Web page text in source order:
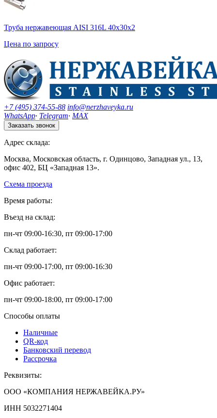
Труба нержавеющая AISI 316L 40х30х2
Цена по запросу
+7 (495) 374-55-88 info@nerzhaveyka.ru
WhatsApp· Telegram· MAX
Заказать звонок
Адрес склада:
Москва, Московская область, г. Одинцово, Западная ул., 13,
офис 402, БЦ «Западная 13».
Схема проезда
Время работы:
Въезд на склад:
пн-чт 09:00-16:30, пт 09:00-17:00
Склад работает:
пн-чт 09:00-17:00, пт 09:00-16:30
Офис работает:
пн-чт 09:00-18:00, пт 09:00-17:00
Способы оплаты
Наличные
QR-код
Банковский перевод
Рассрочка
Реквизиты:
ООО «КОМПАНИЯ НЕРЖАВЕЙКА.РУ»
ИНН 5032271404